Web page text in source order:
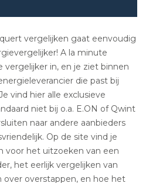
vergelijken gaat eenvoudig
A la minute
vergelijker in, en je ziet binnen
die past bij
vind hier alle exclusieve
niet bij o.a. E.ON of Qwint
naar andere aanbieders
Op de site vind je
voor het uitzoeken van een
het eerlijk vergelijken van
overstappen, en hoe het